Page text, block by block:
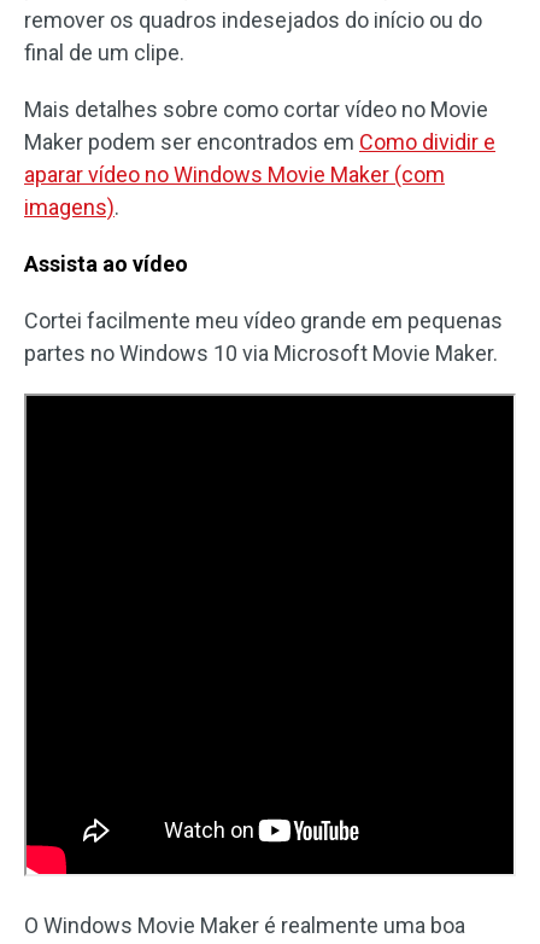
remover os quadros indesejados do início ou do
final de um clipe.
Mais detalhes sobre como cortar vídeo no Movie
Maker podem ser encontrados em Como dividir e
aparar vídeo no Windows Movie Maker (com
imagens).
Assista ao vídeo
Cortei facilmente meu vídeo grande em pequenas
partes no Windows 10 via Microsoft Movie Maker.
O Windows Movie Maker é realmente uma boa